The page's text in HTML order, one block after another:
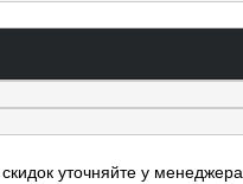
уточняйте у менеджера.